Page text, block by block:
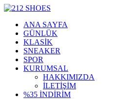
ANA SAYFA
GÜNLÜK
KLASİK
SNEAKER
SPOR
KURUMSAL
HAKKIMIZDA
İLETİŞİM
%35 İNDİRİM